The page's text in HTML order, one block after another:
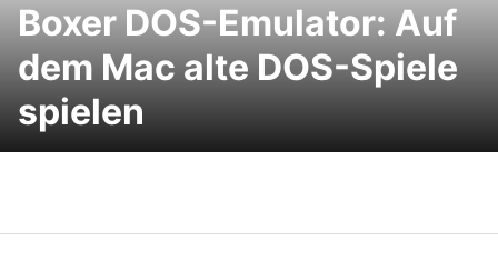
Boxer DOS-Emulator: Auf
dem Mac alte DOS-Spiele
spielen